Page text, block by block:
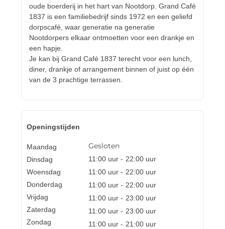
oude boerderij in het hart van Nootdorp. Grand Café
1837 is een familiebedrijf sinds 1972 en een geliefd
dorpscafé, waar generatie na generatie
Nootdorpers elkaar ontmoetten voor een drankje en
een hapje.
Je kan bij Grand Café 1837 terecht voor een lunch,
diner, drankje of arrangement binnen of juist op één
van de 3 prachtige terrassen.
Openingstijden
Maandag
Dinsdag
Woensdag
Donderdag
Vrijdag
Zaterdag
Zondag
Gesloten
11:00 uur - 22:00 uur
11:00 uur - 22:00 uur
11:00 uur - 22:00 uur
11:00 uur - 23:00 uur
11:00 uur - 23:00 uur
11:00 uur - 21:00 uur